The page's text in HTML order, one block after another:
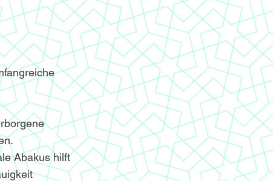
Abakus hilft